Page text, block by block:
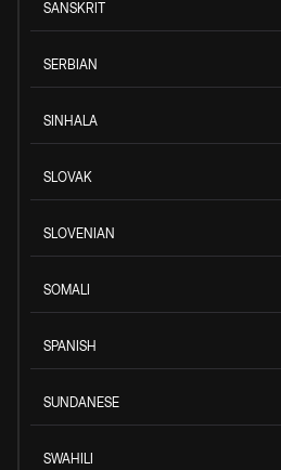
SANSKRIT
SERBIAN
SINHALA
SLOVAK
SLOVENIAN
SOMALI
SPANISH
SUNDANESE
SWAHILI